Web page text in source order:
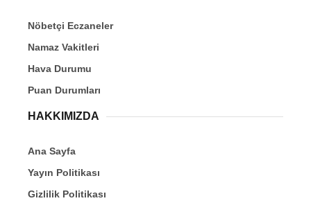
Nöbetçi Eczaneler
Namaz Vakitleri
Hava Durumu
Puan Durumları
HAKKIMIZDA
Ana Sayfa
Yayın Politikası
Gizlilik Politikası